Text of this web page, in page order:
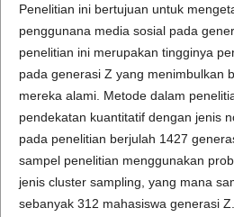
Penelitian ini bertujuan untuk
penggunana media sosial pada
penelitian ini merupakan tingginya
pada generasi Z yang menimbulkan
mereka alami. Metode dalam
pendekatan kuantitatif dengan jenis
pada penelitian berjulah 1427
sampel penelitian menggunakan
jenis cluster sampling, yang mana
sebanyak 312 mahasiswa generasi